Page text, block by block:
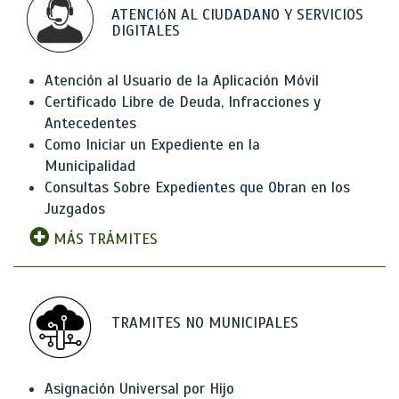
ATENCIóN AL CIUDADANO Y SERVICIOS
DIGITALES
Atención al Usuario de la Aplicación Móvil
Certificado Libre de Deuda, Infracciones y
Antecedentes
Como Iniciar un Expediente en la
Municipalidad
Consultas Sobre Expedientes que Obran en los
Juzgados
MÁS TRÁMITES
TRAMITES NO MUNICIPALES
Asignación Universal por Hijo